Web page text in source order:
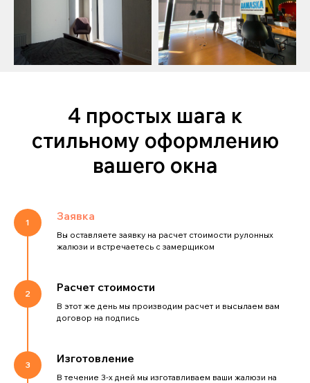
4 простых шага к
стильному оформлению
вашего окна
Заявка
Вы оставляете заявку на расчет стоимости рулонных
жалюзи и встречаетесь с замерщиком
Расчет стоимости
В этот же день мы производим расчет и высылаем вам
договор на подпись
Изготовление
В течение 3-х дней мы изготавливаем ваши жалюзи на